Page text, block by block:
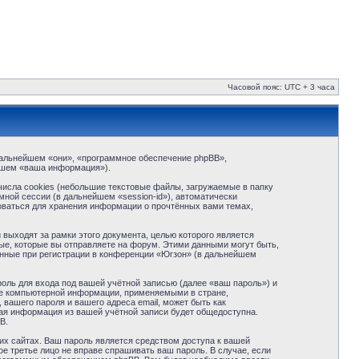
Часовой пояс: UTC + 3 часа
«они», «программное обеспечение phpBB»,
«ваша информация»).
cookies (небольшие текстовые файлы, загружаемые в папку
сессии (в дальнейшем «session-id»), автоматически
для хранения информации о прочтённых вами темах,
за рамки этого документа, целью которого является
которые вы отправляете на форум. Этими данными могут быть,
при регистрации в конференции «Югзон» (в дальнейшем
для входа под вашей учётной записью (далее «ваш пароль») и
компьютерной информации, применяемыми в стране,
пароля и вашего адреса email, может быть как
информация из вашей учётной записи будет общедоступна.
сайтах. Ваш пароль является средством доступа к вашей
третье лицо не вправе спрашивать ваш пароль. В случае, если